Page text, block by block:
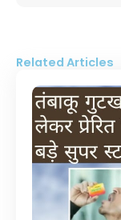
Related Articles